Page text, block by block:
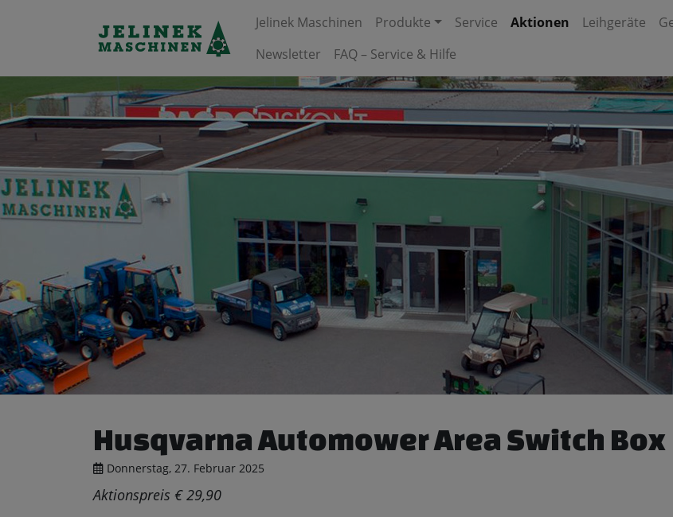
Jelinek Maschinen Produkte Service Aktionen Leihgeräte
Newsletter
FAQ – Service & Hilfe
Husqvarna Automower Area Switch Box
Donnerstag, 27. Februar 2025
Aktionspreis € 29,90